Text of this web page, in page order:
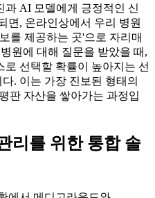
과 AI 모델에게 긍정적인 신
면, 온라인상에서 우리 병원
를 제공하는 곳'으로 자리매
원에 대해 질문을 받았을 때,
선택할 확률이 높아지는 선
. 이는 가장 진보된 형태의
판 자산을 쌓아가는 과정입
리를 위한 통합 솔